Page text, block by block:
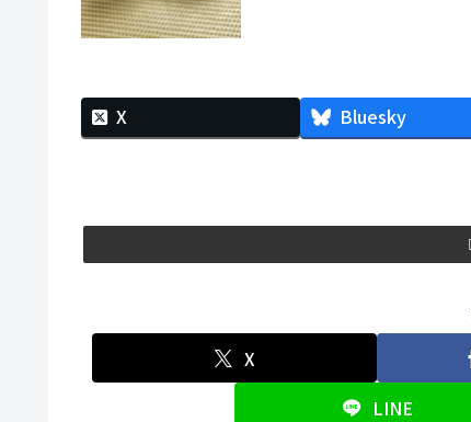
X Bluesky
X
LINE